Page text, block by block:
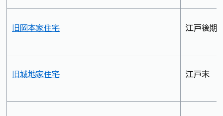
旧岡本家住宅 江戸後期
旧城地家住宅 江戸末